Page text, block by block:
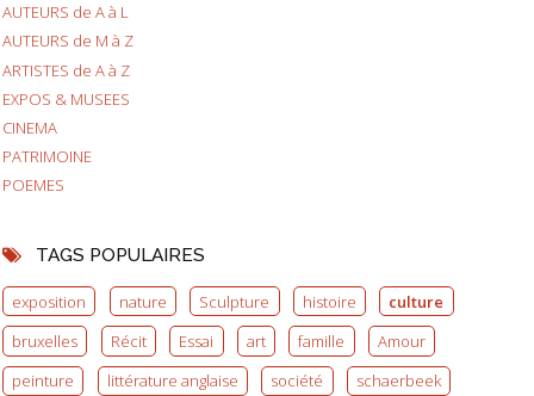
AUTEURS de A à L
AUTEURS de M à Z
ARTISTES de A à Z
EXPOS & MUSEES
CINEMA
PATRIMOINE
POEMES
TAGS POPULAIRES
exposition nature Sculpture histoire
culture
bruxelles
Récit Essai art famille
Amour
peinture
littérature anglaise société
schaerbeek